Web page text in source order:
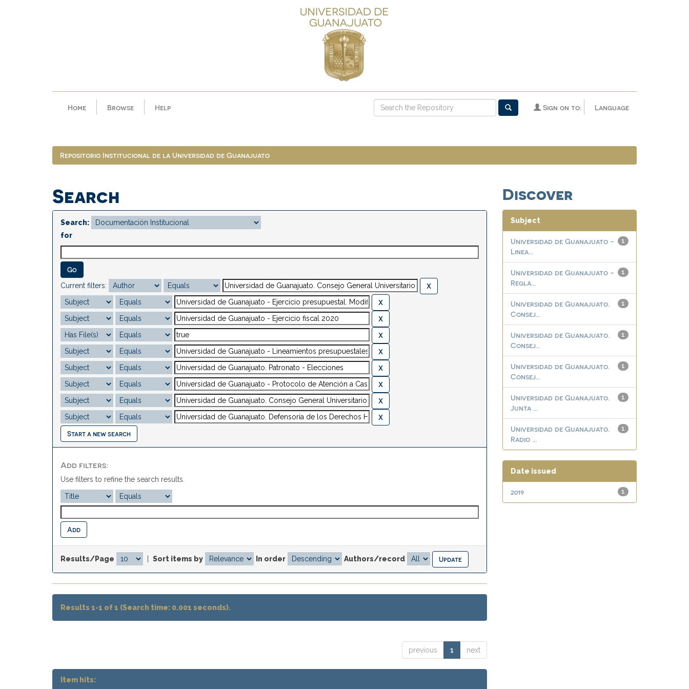
Home Browse Help Language
Sign on to:
Repositorio Institucional de la Universidad de Guanajuato
Search
Search:
for
Current filters:
Start a new search
Add filters:
Use filters to refine the search results.
Results/Page Sort items by In order Authors/record
Results 1-1 of 1 (Search time: 0.001 seconds).
previous 1 next
Item hits:
Discover
Subject
1
Universidad de Guanajuato -
Linea...
1
Universidad de Guanajuato -
Regla...
1
Universidad de Guanajuato.
Consej...
1
Universidad de Guanajuato.
Consej...
1
Universidad de Guanajuato.
Consej...
1
Universidad de Guanajuato.
Junta ...
1
Universidad de Guanajuato.
Radio ...
Date issued
1
2019